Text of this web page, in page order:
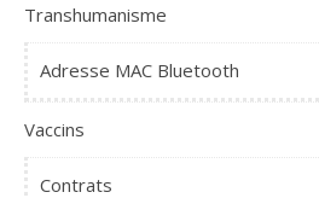
Transhumanisme
Adresse MAC Bluetooth
Vaccins
Contrats